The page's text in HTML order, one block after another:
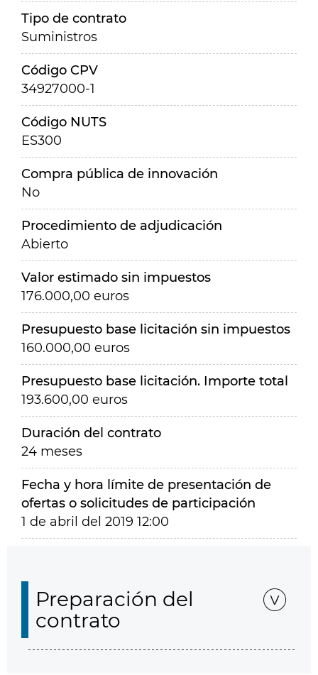
Tipo de contrato
Suministros
Código CPV
34927000-1
Código NUTS
ES300
Compra pública de innovación
No
Procedimiento de adjudicación
Abierto
Valor estimado sin impuestos
176.000,00 euros
Presupuesto base licitación sin impuestos
160.000,00 euros
Presupuesto base licitación. Importe total
193.600,00 euros
Duración del contrato
24 meses
Fecha y hora límite de presentación de
ofertas o solicitudes de participación
1 de abril del 2019 12:00
Preparación del
contrato